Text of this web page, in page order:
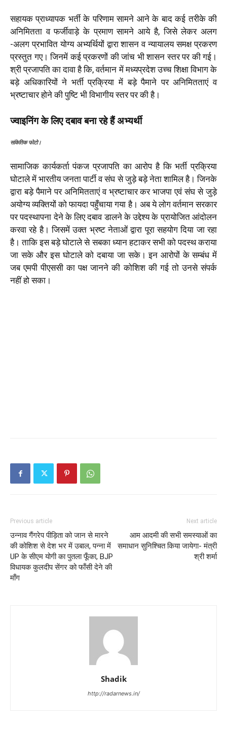
सहायक प्राध्यापक भर्ती के परिणाम सामने आने के बाद कई तरीके की
अनिमितता व फर्जीवाड़े के प्रमाण सामने आये है, जिसे लेकर अलग
-अलग प्रभावित योग्य अभ्यर्थियों द्वारा शासन व न्यायालय समक्ष प्रकरण
प्रस्तुत गए। जिनमें कई प्रकरणों की जांच भी शासन स्तर पर की गई।
श्री प्रजापति का दावा है कि, वर्तमान में मध्यप्रदेश उच्च शिक्षा विभाग के
बड़े अधिकारियों ने भर्ती प्रक्रिया में बड़े पैमाने पर अनिमितताएं व
भ्रष्टाचार होने की पुष्टि भी विभागीय स्तर पर की है।
ज्वाइनिंग के लिए दबाव बना रहे हैं अभ्यर्थी
सांकेतिक फोटो।
सामाजिक कार्यकर्ता पंकज प्रजापति का आरोप है कि भर्ती प्रक्रिया
घोटाले में भारतीय जनता पार्टी व संघ से जुड़े बड़े नेता शामिल है। जिनके
द्वारा बड़े पैमाने पर अनिमितताएं व भ्रष्टाचार कर भाजपा एवं संघ से जुड़े
अयोग्य व्यक्तियों को फायदा पहुँचाया गया है। अब ये लोग वर्तमान सरकार
पर पदस्थापना देने के लिए दबाव डालने के उद्देश्य के प्रायोजित आंदोलन
करवा रहे है। जिसमें उक्त भ्रष्ट नेताओं द्वारा पूरा सहयोग दिया जा रहा
है। ताकि इस बड़े घोटाले से सबका ध्यान हटाकर सभी को पदस्थ कराया
जा सके और इस घोटाले को दबाया जा सके। इन आरोपों के सम्बंध में
जब एमपी पीएससी का पक्ष जानने की कोशिश की गई तो उनसे संपर्क
नहीं हो सका।
Previous article
उन्नाव गैंगरेप पीड़िता को जान से मारने
की कोशिश से देश भर में उबाल, पन्ना में
UP के सीएम योगी का पुतला फूँका, BJP
विधायक कुलदीप सेंगर को फाँसी देने की
माँग
Next article
आम आदमी की सभी समस्याओं का
समाधान सुनिश्चित किया जायेगा- मंत्री
श्री शर्मा
Shadik
http://radarnews.in/